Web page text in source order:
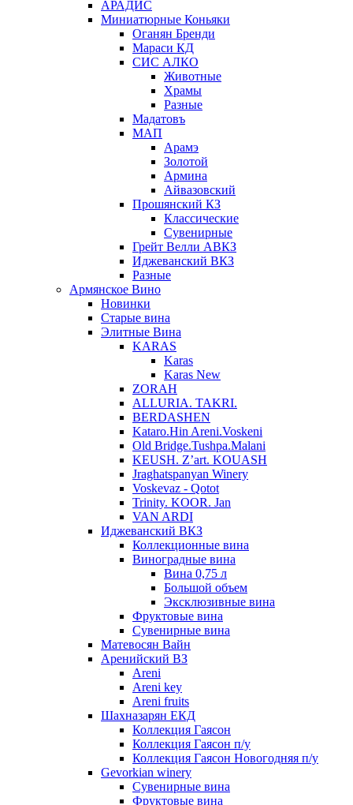
АРАДИС
Миниатюрные Коньяки
Оганян Бренди
Мараси КД
СИС АЛКО
Животные
Храмы
Разные
Мадатовъ
МАП
Арамэ
Золотой
Армина
Айвазовский
Прошянский КЗ
Классические
Сувенирные
Грейт Велли АВКЗ
Иджеванский ВКЗ
Разные
Армянское Вино
Новинки
Старые вина
Элитные Вина
KARAS
Karas
Karas New
ZORAH
ALLURIA. TAKRI.
BERDASHEN
Kataro.Hin Areni.Voskeni
Old Bridge.Tushpa.Malani
KEUSH. Z’art. KOUASH
Jraghatspanyan Winery
Voskevaz - Qotot
Trinity. KOOR. Jan
VAN ARDI
Иджеванский ВКЗ
Коллекционные вина
Виноградные вина
Вина 0,75 л
Большой объем
Эксклюзивные вина
Фруктовые вина
Cувенирные вина
Матевосян Вайн
Аренийский ВЗ
Areni
Areni key
Areni fruits
Шахназарян ЕКД
Коллекция Гаясон
Коллекция Гаясон п/у
Коллекция Гаясон Новогодняя п/у
Gevorkian winery
Сувенирные вина
Фруктовые вина